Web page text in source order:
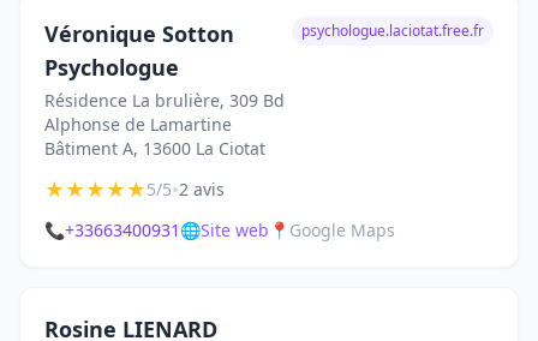
Véronique Sotton
Psychologue
Résidence La brulière, 309 Bd
Alphonse de Lamartine
Bâtiment A, 13600 La Ciotat
psychologue.laciotat.free.fr
★★★★★5/5•2 avis
📞+33663400931 🌐Site web 📍 Google Maps
Rosine LIENARD